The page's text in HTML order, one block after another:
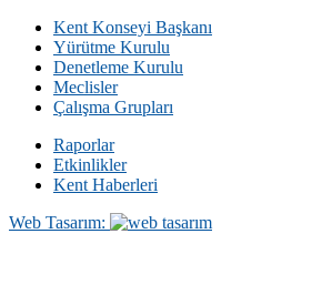
Kent Konseyi Başkanı
Yürütme Kurulu
Denetleme Kurulu
Meclisler
Çalışma Grupları
Raporlar
Etkinlikler
Kent Haberleri
Web Tasarım: